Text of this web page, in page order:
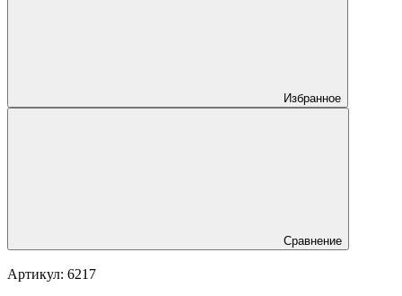
Избранное
Сравнение
Артикул: 6217